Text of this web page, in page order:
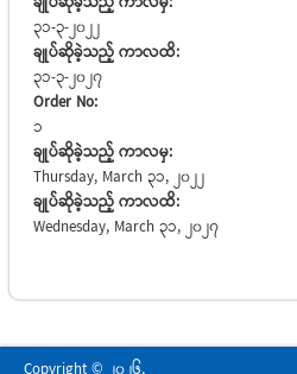
31-3-2022
ချုပ်ဆိုခဲ့သည့် ကာလထိ:
31-3-2027
Order No:
1
ချုပ်ဆိုခဲ့သည့် ကာလမှ:
Thursday, March 31, 2022
ချုပ်ဆိုခဲ့သည့် ကာလထိ:
Wednesday, March 31, 2027